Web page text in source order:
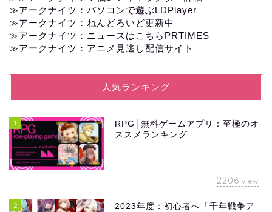
≫アークナイツ：パソコンで遊ぶLDPlayer
≫アークナイツ：ねんどろいど更新中
≫アークナイツ：ニュースはこちらPRTIMES
≫アークナイツ：アニメ見逃し配信サイト
人気ランキング
1
RPG│無料ゲームアプリ：至極のオ
ススメランキング
2206 view
2
2023年度：初心者へ「千年戦争ア